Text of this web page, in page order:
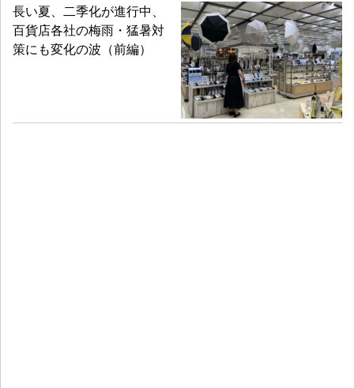
長い夏、二季化が進行中、
百貨店各社の梅雨・猛暑対
策にも変化の波（前編）